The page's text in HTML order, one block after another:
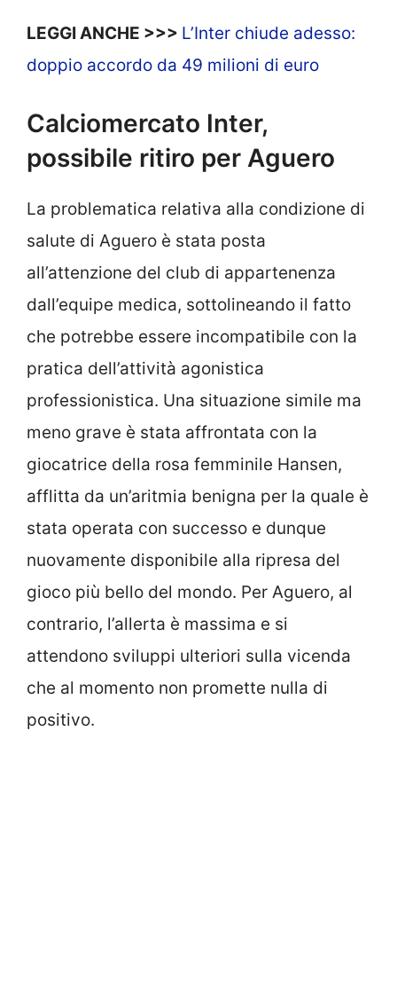
LEGGI ANCHE >>> L’Inter chiude adesso:
doppio accordo da 49 milioni di euro
Calciomercato Inter,
possibile ritiro per Aguero
La problematica relativa alla condizione di
salute di Aguero è stata posta
all’attenzione del club di appartenenza
dall’equipe medica, sottolineando il fatto
che potrebbe essere incompatibile con la
pratica dell’attività agonistica
professionistica. Una situazione simile ma
meno grave è stata affrontata con la
giocatrice della rosa femminile Hansen,
afflitta da un’aritmia benigna per la quale è
stata operata con successo e dunque
nuovamente disponibile alla ripresa del
gioco più bello del mondo. Per Aguero, al
contrario, l’allerta è massima e si
attendono sviluppi ulteriori sulla vicenda
che al momento non promette nulla di
positivo.